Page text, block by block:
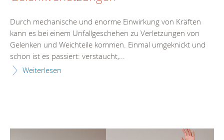
Durch mechanische und enorme Einwirkung von Kräften
kann es bei einem Unfallgeschehen zu Verletzungen von
Gelenken und Weichteile kommen. Einmal umgeknickt und
schon ist es passiert: verstaucht,...
Weiterlesen